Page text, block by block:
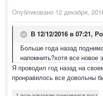
Опубликовано 12 декабря,
В 12/12/2016 в 07:21,
Больше года назад
напомнить?хотя все новое
Я проводил год назад на
пронравилось все довольны